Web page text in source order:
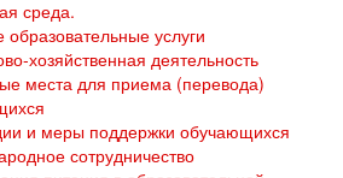
среда.
услуги
хозяйственная деятельность
места для приема (перевода)
и меры поддержки обучающихся
сотрудничество